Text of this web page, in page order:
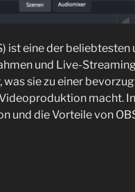
ist eine der
und Live-
sie zu einer
macht.
und die Vorteile von